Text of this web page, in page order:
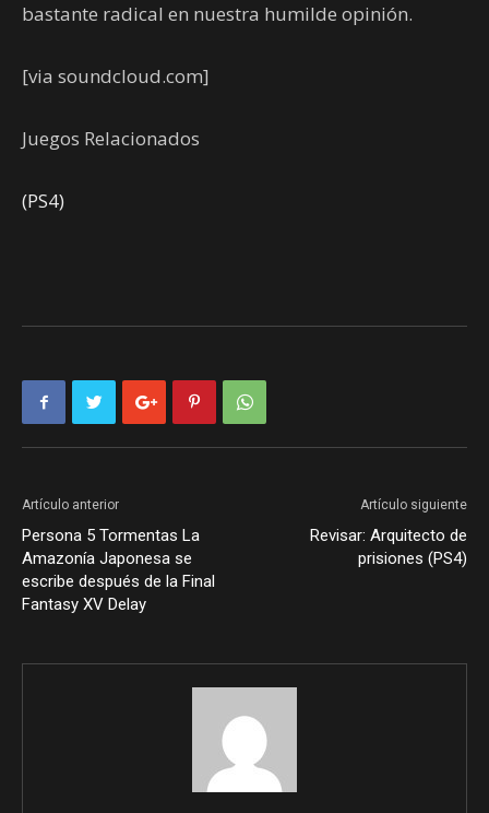
bastante radical en nuestra humilde opinión.
[via soundcloud.com]
Juegos Relacionados
(PS4)
Artículo anterior
Persona 5 Tormentas La
Amazonía Japonesa se
escribe después de la Final
Fantasy XV Delay
Artículo siguiente
Revisar: Arquitecto de
prisiones (PS4)